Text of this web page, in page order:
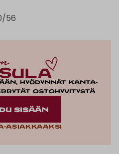
56
hyödynnät kanta-
ostohyvitystä
SISÄÄN
asiakkaaksi